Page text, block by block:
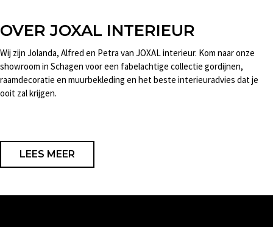
OVER JOXAL INTERIEUR
Wij zijn Jolanda, Alfred en Petra van JOXAL interieur. Kom naar onze
showroom in Schagen voor een fabelachtige collectie gordijnen,
raamdecoratie en muurbekleding en het beste interieuradvies dat je
ooit zal krijgen.
LEES MEER